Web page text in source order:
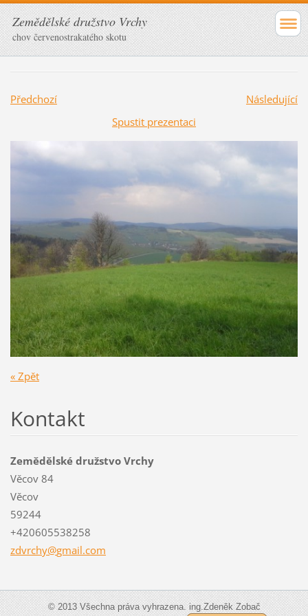
Zemědělské družstvo Vrchy
chov červenostrakatého skotu
Předchozí
Následující
Spustit prezentaci
« Zpět
Kontakt
Zemědělské družstvo Vrchy
Věcov 84
Věcov
59244
+420605538258
zdvrchy@gmail.com
© 2013 Všechna práva vyhrazena. ing.Zdeněk Zobač